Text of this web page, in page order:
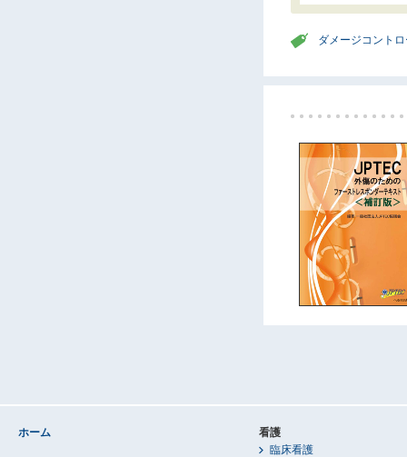
ダメージコント
ホーム
看護
臨床看護